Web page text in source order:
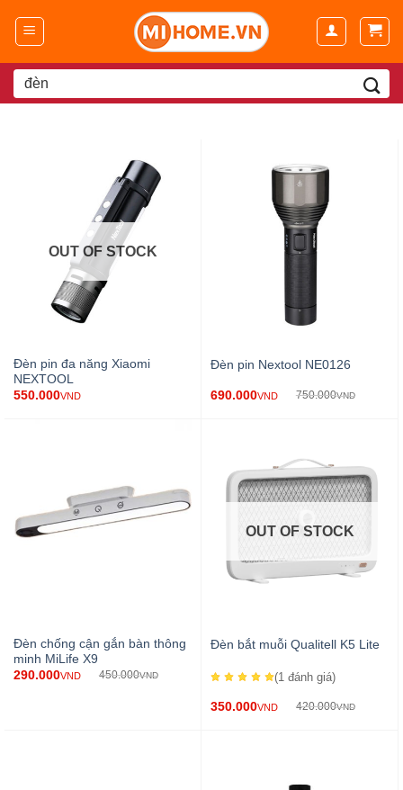
đến
dungSearch
for:
OUT OF STOCK
Đèn pin đa năng Xiaomi
NEXTOOL
550.000VND
Đèn pin Nextool NE0126
690.000VND 750.000VND
Đèn chống cận gắn bàn thông
minh MiLife X9
290.000VND 450.000VND
OUT OF STOCK
Đèn bắt muỗi Qualitell K5 Lite
(1 đánh giá)
350.000VND 420.000VND